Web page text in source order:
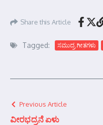
Share this Article
Tagged: ಸಮುದ್ರ ಗೀತಗಳು
Previous Article
ವೀರಭದ್ರನೆ ಏಳು